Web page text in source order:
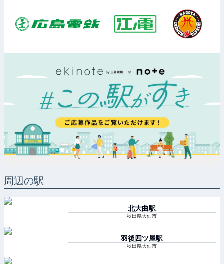
周辺の駅
北大曲駅
秋田県大仙市
羽後四ツ屋駅
秋田県大仙市